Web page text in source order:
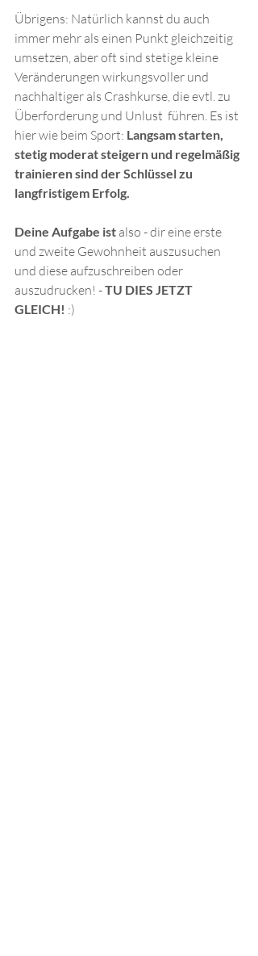
Übrigens: Natürlich kannst du auch
immer mehr als einen Punkt gleichzeitig
umsetzen, aber oft sind stetige kleine
Veränderungen wirkungsvoller und
nachhaltiger als Crashkurse, die evtl. zu
Überforderung und Unlust  führen. Es ist
hier wie beim Sport: Langsam starten,
stetig moderat steigern und regelmäßig
trainieren sind der Schlüssel zu
langfristigem Erfolg.
Deine Aufgabe ist also - dir eine erste
und zweite Gewohnheit auszusuchen
und diese aufzuschreiben oder
auszudrucken! - TU DIES JETZT
GLEICH! :)